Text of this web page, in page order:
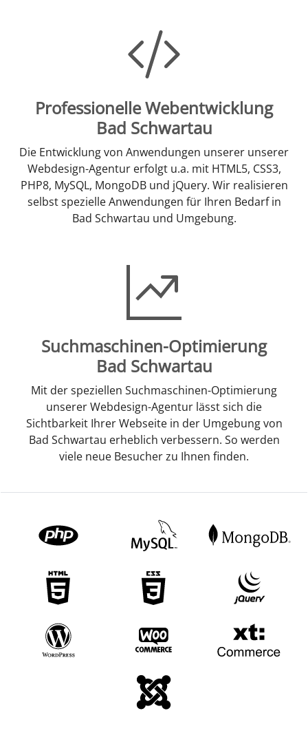
Professionelle Webentwicklung
Bad Schwartau
Die Entwicklung von Anwendungen unserer unserer
Webdesign-Agentur erfolgt u.a. mit HTML5, CSS3,
PHP8, MySQL, MongoDB und jQuery. Wir realisieren
selbst spezielle Anwendungen für Ihren Bedarf in
Bad Schwartau und Umgebung.
Suchmaschinen-Optimierung
Bad Schwartau
Mit der speziellen Suchmaschinen-Optimierung
unserer Webdesign-Agentur lässt sich die
Sichtbarkeit Ihrer Webseite in der Umgebung von
Bad Schwartau erheblich verbessern. So werden
viele neue Besucher zu Ihnen finden.